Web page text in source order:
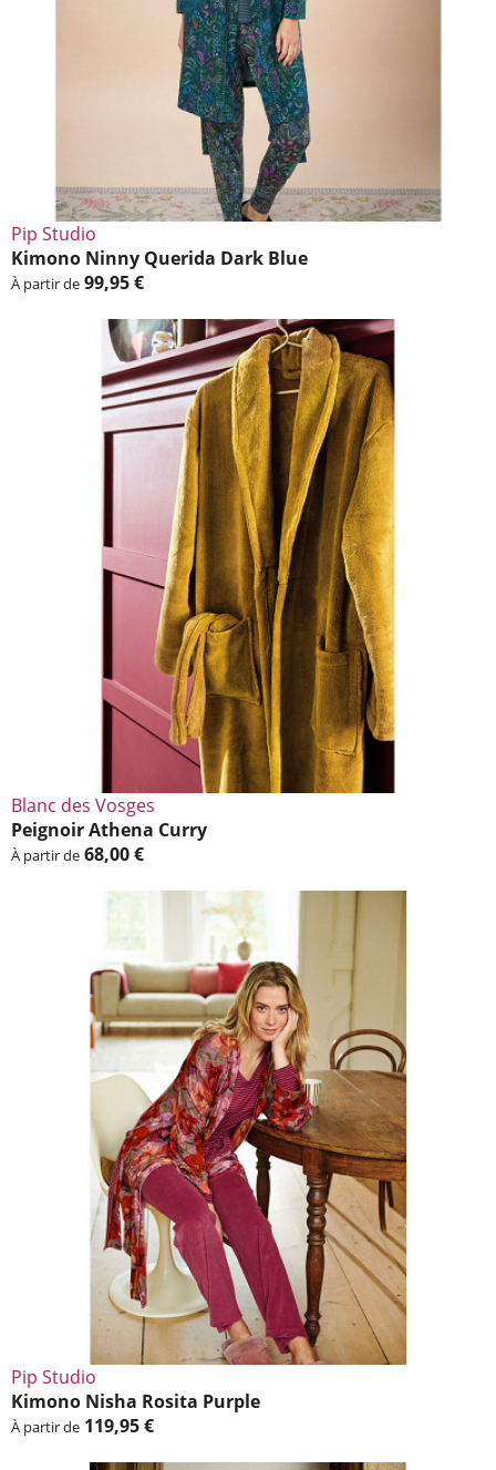
Pip Studio
Kimono Ninny Querida Dark Blue
À partir de 99,95 €
Blanc des Vosges
Peignoir Athena Curry
À partir de 68,00 €
Pip Studio
Kimono Nisha Rosita Purple
À partir de 119,95 €